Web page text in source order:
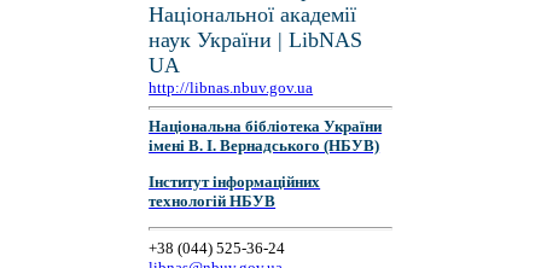
Національної академії
наук України | LibNAS
UA
http://libnas.nbuv.gov.ua
Національна бібліотека України
імені В. І. Вернадського (НБУВ)
Інститут інформаційних
технологій НБУВ
+38 (044) 525-36-24